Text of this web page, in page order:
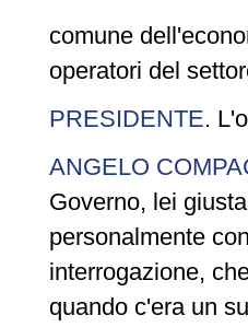
comune
operatori del
PRESIDENTE.
ANGELO
Governo, lei
personalmente
interrogazione,
quando c'era un